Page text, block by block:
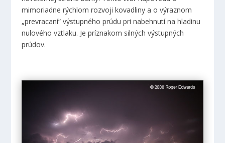
mimoriadne rýchlom rozvoji kovadliny a o výraznom
„prevracaní“ výstupného prúdu pri nabehnutí na hladinu
nulového vztlaku. Je príznakom silných výstupných
prúdov.